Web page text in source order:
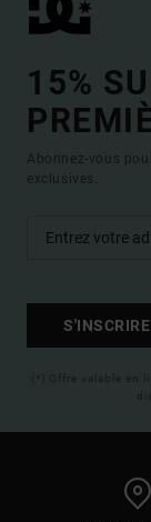
15%
Abonnez-vous
exclusives.
S'INSCRIRE
(*) Offre valable en